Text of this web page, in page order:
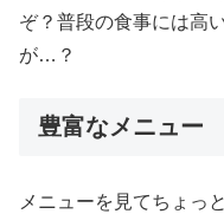
ぞ？普段の食事には高
が…？
豊富なメニュー
メニューを見てちょっ